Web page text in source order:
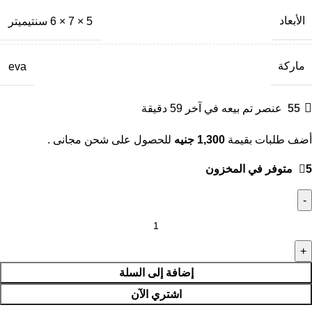
الأبعاد 5 × 7 × 6 سنتيميتر
ماركة eva
55 عنصر تم بيعه في آخر 59 دقيقة
أضف طلبات بقيمة 1,300 جنيه للحصول على شحن مجانى .
5 متوفر في المخزون
إضافة إلى السلة
اشتري الآن